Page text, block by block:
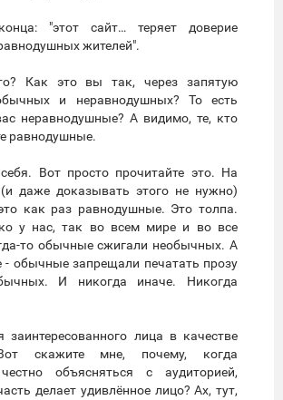
"этот сайт… теряет доверие
жителей".
Как это вы так, через запятую
и неравнодушных? То есть
неравнодушные? А видимо, те, кто
равнодушные.
Вот просто прочитайте это. На
даже доказывать этого не нужно)
как раз равнодушные. Это толпа.
у нас, так во всем мире и во все
то обычные сжигали необычных. А
- обычные запрещали печатать прозу
И никогда иначе. Никогда
заинтересованного лица в качестве
скажите мне, почему, когда
объясняться с аудиторией,
делает удивлённое лицо? Ах, тут,